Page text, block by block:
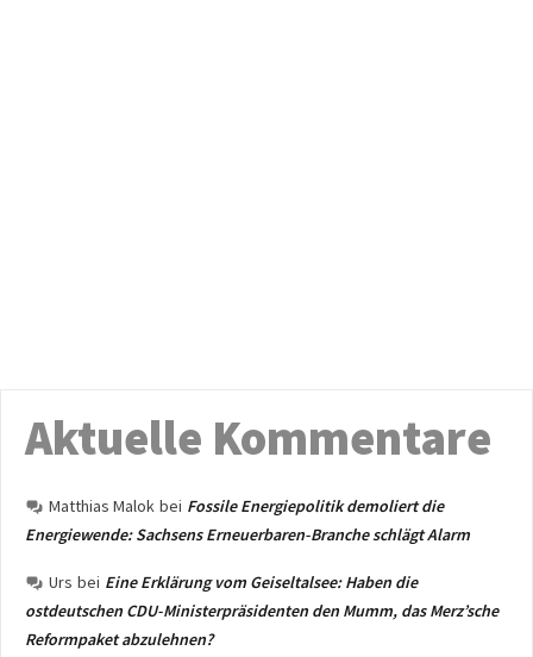
Aktuelle Kommentare
Matthias Malok bei Fossile Energiepolitik demoliert die
Energiewende: Sachsens Erneuerbaren-Branche schlägt Alarm
Urs bei Eine Erklärung vom Geiseltalsee: Haben die
ostdeutschen CDU-Ministerpräsidenten den Mumm, das Merz’sche
Reformpaket abzulehnen?